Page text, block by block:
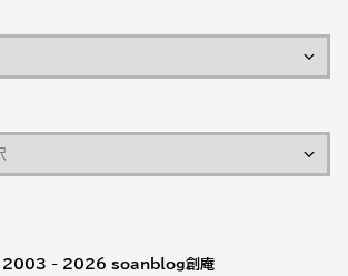
- 2026 soanblog創庵